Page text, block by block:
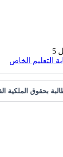
5
التعليم الخاص
بحقوق الملكية